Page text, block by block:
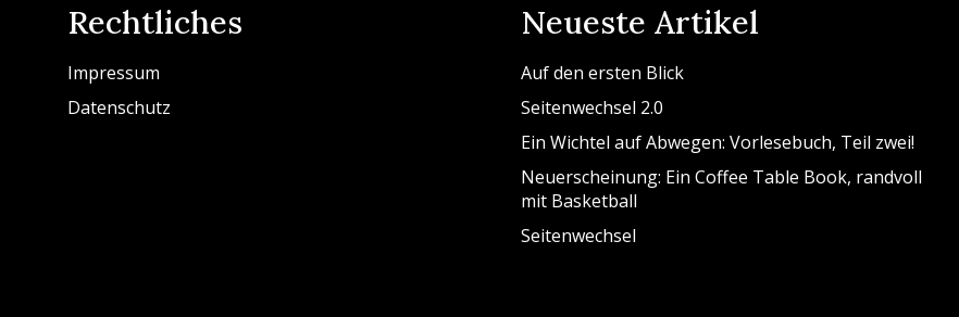
Rechtliches
Impressum
Datenschutz
Neueste Artikel
Auf den ersten Blick
Seitenwechsel 2.0
Ein Wichtel auf Abwegen: Vorlesebuch, Teil zwei!
Neuerscheinung: Ein Coffee Table Book, randvoll
mit Basketball
Seitenwechsel